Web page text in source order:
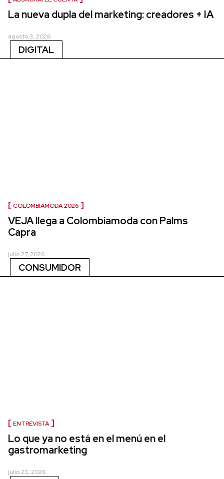
La nueva dupla del marketing: creadores + IA
agosto 3, 2026
DIGITAL
COLOMBIAMODA 2026
VEJA llega a Colombiamoda con Palms
Capra
julio 27, 2026
CONSUMIDOR
ENTREVISTA
Lo que ya no está en el menú en el
gastromarketing
julio 23, 2026